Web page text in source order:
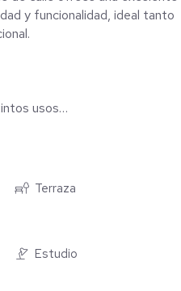
y funcionalidad, ideal tanto
usos
diversos giros
de vivir en el corazón de
Terraza
Estudio